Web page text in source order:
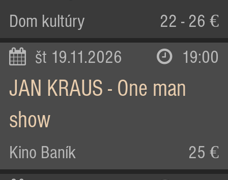
Dom kultúry 22 - 26 €
št 19.11.2026 19:00
JAN KRAUS - One man
show
Kino Baník 25 €